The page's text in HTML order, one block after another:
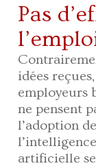
Pas
idées
employeurs
ne pensent
l’adoption de
l’intelligence
artificielle